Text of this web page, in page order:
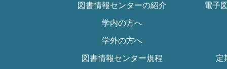
図書情報センターの紹介
学内の方へ
学外の方へ
図書情報センター規程
電子
定